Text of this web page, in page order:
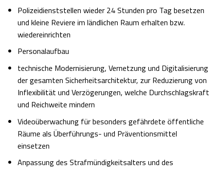
Polizeidienststellen wieder 24 Stunden pro Tag besetzen
und kleine Reviere im ländlichen Raum erhalten bzw.
wiedereinrichten
Personalaufbau
technische Modernisierung, Vernetzung und Digitalisierung
der gesamten Sicherheitsarchitektur, zur Reduzierung von
Inflexibilität und Verzögerungen, welche Durchschlagskraft
und Reichweite mindern
Videoüberwachung für besonders gefährdete öffentliche
Räume als Überführungs- und Präventionsmittel
einsetzen
Anpassung des Strafmündigkeitsalters und des